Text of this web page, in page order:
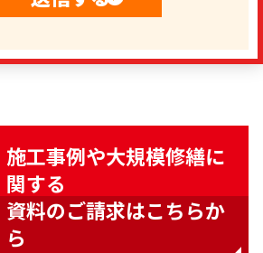
施工事例や大規模修繕に
関する
資料のご請求はこちらか
ら